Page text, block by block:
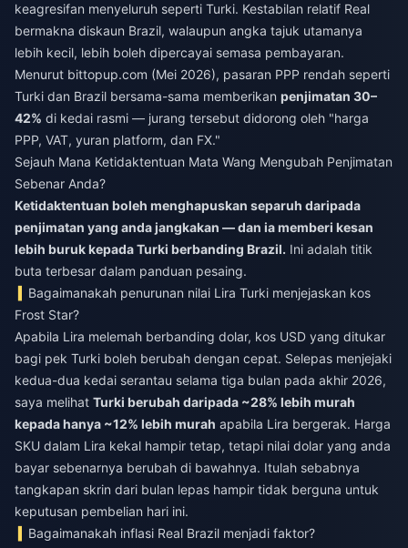
keagresifan menyeluruh seperti Turki. Kestabilan relatif Real
bermakna diskaun Brazil, walaupun angka tajuk utamanya
lebih kecil, lebih boleh dipercayai semasa pembayaran.
Menurut bittopup.com (Mei 2026), pasaran PPP rendah seperti
Turki dan Brazil bersama-sama memberikan penjimatan 30–
42% di kedai rasmi — jurang tersebut didorong oleh "harga
PPP, VAT, yuran platform, dan FX."
Sejauh Mana Ketidaktentuan Mata Wang Mengubah Penjimatan
Sebenar Anda?
Ketidaktentuan boleh menghapuskan separuh daripada
penjimatan yang anda jangkakan — dan ia memberi kesan
lebih buruk kepada Turki berbanding Brazil. Ini adalah titik
buta terbesar dalam panduan pesaing.
Bagaimanakah penurunan nilai Lira Turki menjejaskan kos
Frost Star?
Apabila Lira melemah berbanding dolar, kos USD yang ditukar
bagi pek Turki boleh berubah dengan cepat. Selepas menjejaki
kedua-dua kedai serantau selama tiga bulan pada akhir 2026,
saya melihat Turki berubah daripada ~28% lebih murah
kepada hanya ~12% lebih murah apabila Lira bergerak. Harga
SKU dalam Lira kekal hampir tetap, tetapi nilai dolar yang anda
bayar sebenarnya berubah di bawahnya. Itulah sebabnya
tangkapan skrin dari bulan lepas hampir tidak berguna untuk
keputusan pembelian hari ini.
Bagaimanakah inflasi Real Brazil menjadi faktor?